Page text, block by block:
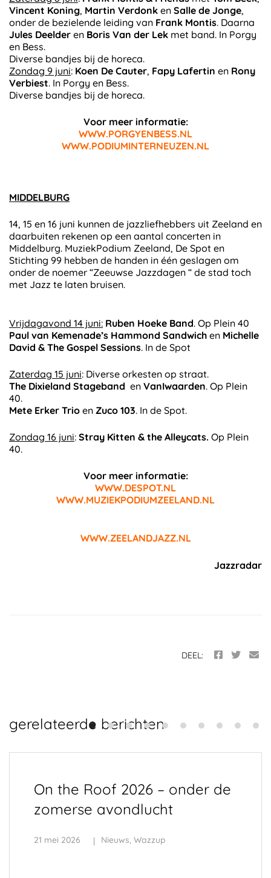
Vincent Koning, Martin Verdonk en Salle de Jonge,
onder de bezielende leiding van Frank Montis. Daarna
Jules Deelder en Boris Van der Lek met band. In Porgy
en Bess.
Diverse bandjes bij de horeca.
Zondag 9 juni: Koen De Cauter, Fapy Lafertin en Rony
Verbiest. In Porgy en Bess.
Diverse bandjes bij de horeca.
Voor meer informatie:
WWW.PORGYENBESS.NL
WWW.PODIUMINTERNEUZEN.NL
MIDDELBURG
14, 15 en 16 juni kunnen de jazzliefhebbers uit Zeeland en
daarbuiten rekenen op een aantal concerten in
Middelburg. MuziekPodium Zeeland, De Spot en
Stichting 99 hebben de handen in één geslagen om
onder de noemer “Zeeuwse Jazzdagen “ de stad toch
met Jazz te laten bruisen.
Vrijdagavond 14 juni: Ruben Hoeke Band. Op Plein 40
Paul van Kemenade’s Hammond Sandwich en Michelle
David & The Gospel Sessions. In de Spot
Zaterdag 15 juni: Diverse orkesten op straat.
The Dixieland Stageband en VanIwaarden. Op Plein
40.
Mete Erker Trio en Zuco 103. In de Spot.
Zondag 16 juni: Stray Kitten & the Alleycats. Op Plein
40.
Voor meer informatie:
WWW.DESPOT.NL
WWW.MUZIEKPODIUMZEELAND.NL
WWW.ZEELANDJAZZ.NL
Jazzradar
DEEL:
gerelateerde berichten
On the Roof 2026 – onder de
zomerse avondlucht
21 mei 2026 Nieuws, Wazzup